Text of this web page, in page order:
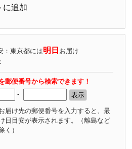
：東京都には明日 お届け
郵便番号から検索できます！
-
届け先の郵便番号を入力すると、最
日目安が表示されます。
（離島など
く）